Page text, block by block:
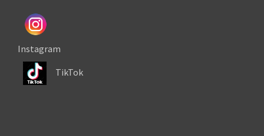
Instagram
TikTok